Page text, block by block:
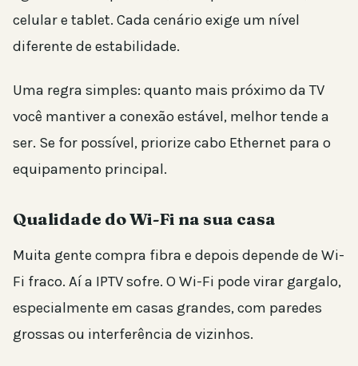
celular e tablet. Cada cenário exige um nível
diferente de estabilidade.
Uma regra simples: quanto mais próximo da TV
você mantiver a conexão estável, melhor tende a
ser. Se for possível, priorize cabo Ethernet para o
equipamento principal.
Qualidade do Wi-Fi na sua casa
Muita gente compra fibra e depois depende de Wi-
Fi fraco. Aí a IPTV sofre. O Wi-Fi pode virar gargalo,
especialmente em casas grandes, com paredes
grossas ou interferência de vizinhos.